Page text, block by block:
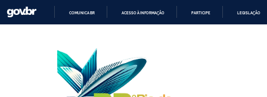
COMUNICA BR ACESSO À INFORMAÇÃO PARTICIPE LEGISLAÇÃO